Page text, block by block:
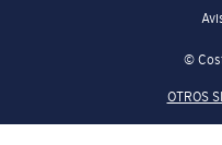
©
OTROS